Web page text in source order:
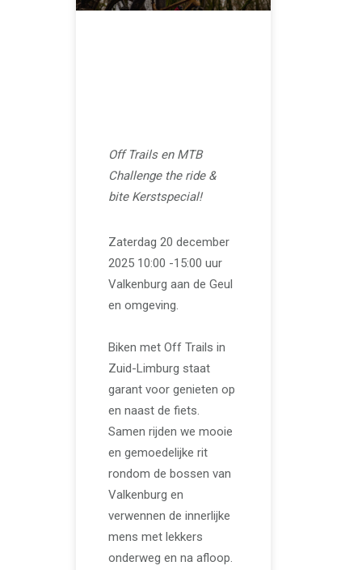
Off Trails en MTB
Challenge the ride &
bite Kerstspecial!
Zaterdag 20 december
2025 10:00 -15:00 uur
Valkenburg aan de Geul
en omgeving.
Biken met Off Trails in
Zuid-Limburg staat
garant voor genieten op
en naast de fiets.
Samen rijden we mooie
en gemoedelijke rit
rondom de bossen van
Valkenburg en
verwennen de innerlijke
mens met lekkers
onderweg en na afloop.